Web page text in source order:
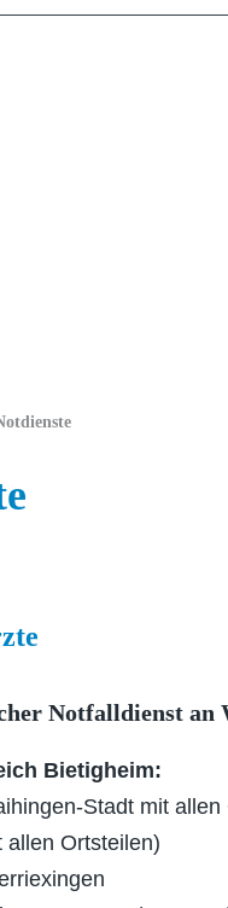
Notfalldienst an
Bietigheim:
Stadt mit allen
allen Ortsteilen)